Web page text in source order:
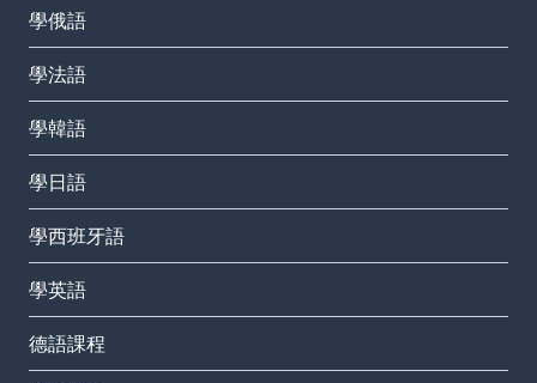
學俄語
學法語
學韓語
學日語
學西班牙語
學英語
德語課程